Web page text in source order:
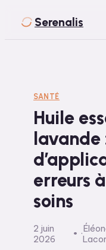
Serenalis
Bien-être
Développement
Spiritualité
Voyage
SANTÉ
Huile
lavande
erreurs
soins
2 juin
2026
·